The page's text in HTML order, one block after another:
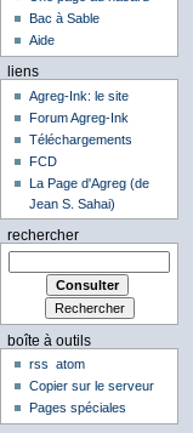
Bac à Sable
Aide
liens
Agreg-Ink: le site
Forum Agreg-Ink
Téléchargements
FCD
La Page d'Agreg (de
Jean S. Sahai)
rechercher
boîte à outils
rss
atom
Copier sur le serveur
Pages spéciales